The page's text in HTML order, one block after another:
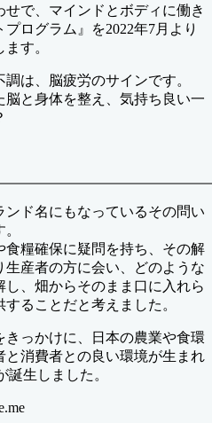
で、マインドとボディに働き
ログラム』を2022年7月より
す。
は、脳疲労のサインです。
と身体を整え、気持ち良い一
ド名にもなっているその問い
糧確保に疑問を持ち、その解
産者の方に会い、どのような
、畑からそのまま口に入れら
ることだと考えました。
っかけに、日本の農業や食環
消費者との良い環境が生まれ
誕生しました。